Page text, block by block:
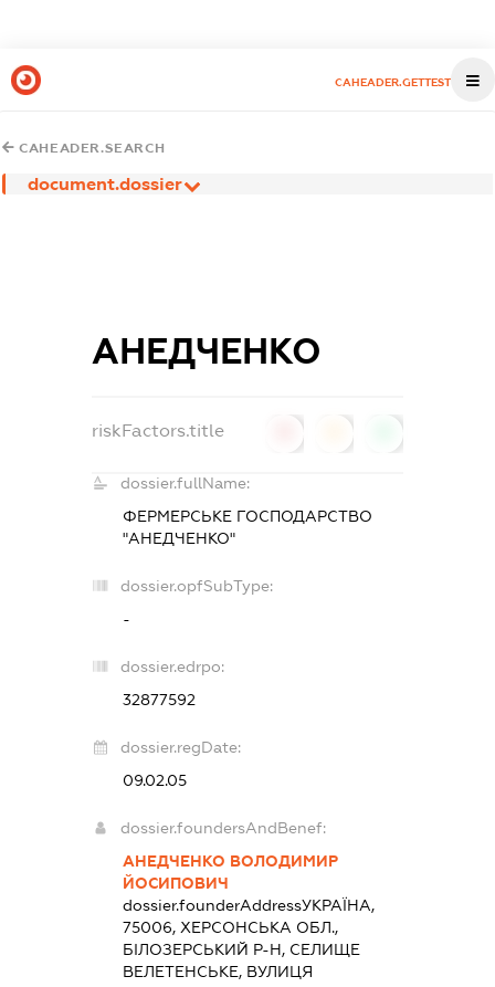
CAHEADER.GETTEST
CAHEADER.SEARCH
document.dossier
АНЕДЧЕНКО
riskFactors.title
dossier.fullName:
ФЕРМЕРСЬКЕ ГОСПОДАРСТВО
"АНЕДЧЕНКО"
dossier.opfSubType:
-
dossier.edrpo:
32877592
dossier.regDate:
09.02.05
dossier.foundersAndBenef:
АНЕДЧЕНКО ВОЛОДИМИР
ЙОСИПОВИЧ
dossier.founderAddressУКРАЇНА,
75006, ХЕРСОНСЬКА ОБЛ.,
БІЛОЗЕРСЬКИЙ Р-Н, СЕЛИЩЕ
ВЕЛЕТЕНСЬКЕ, ВУЛИЦЯ